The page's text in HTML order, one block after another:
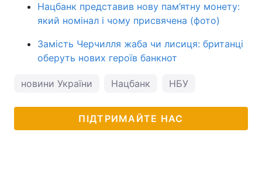
Нацбанк представив нову пам’ятну монету:
який номінал і чому присвячена (фото)
Замість Черчилля жаба чи лисиця: британці
оберуть нових героїв банкнот
новини України Нацбанк НБУ
ПІДТРИМАЙТЕ НАС